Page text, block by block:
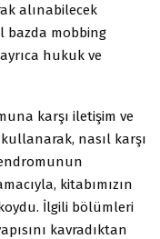
alınabilecek
bazda mobbing
hukuk ve
karşı iletişim ve
nasıl karşı
kitabımızın
İlgili bölümleri
kavradıktan